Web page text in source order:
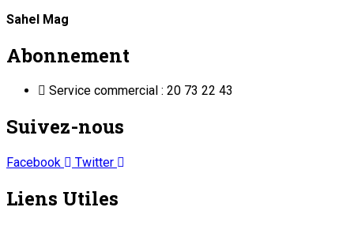
Sahel Mag
Abonnement
Service commercial : 20 73 22 43
Suivez-nous
Facebook Twitter
Liens Utiles